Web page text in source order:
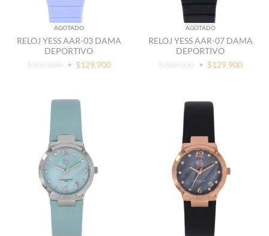
AGOTADO
RELOJ YESS AAR-03 DAMA
DEPORTIVO
$200.000
$129.900
AGOTADO
RELOJ YESS AAR-07 DAMA
DEPORTIVO
$200.000
$129.900